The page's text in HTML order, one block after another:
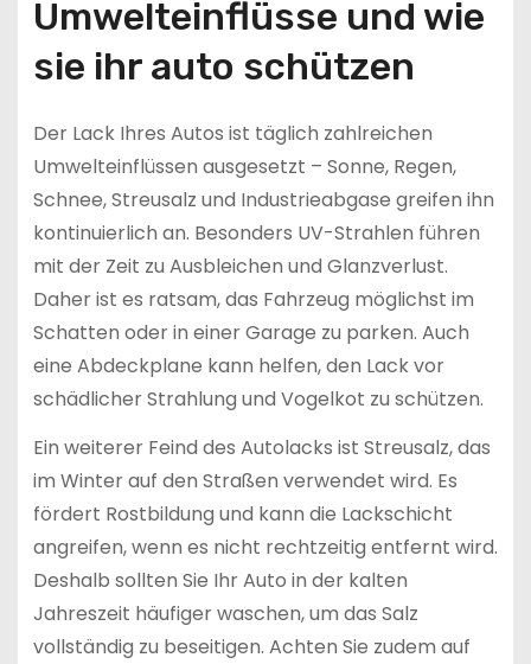
Umwelteinflüsse und wie
sie ihr auto schützen
Der Lack Ihres Autos ist täglich zahlreichen
Umwelteinflüssen ausgesetzt – Sonne, Regen,
Schnee, Streusalz und Industrieabgase greifen ihn
kontinuierlich an. Besonders UV-Strahlen führen
mit der Zeit zu Ausbleichen und Glanzverlust.
Daher ist es ratsam, das Fahrzeug möglichst im
Schatten oder in einer Garage zu parken. Auch
eine Abdeckplane kann helfen, den Lack vor
schädlicher Strahlung und Vogelkot zu schützen.
Ein weiterer Feind des Autolacks ist Streusalz, das
im Winter auf den Straßen verwendet wird. Es
fördert Rostbildung und kann die Lackschicht
angreifen, wenn es nicht rechtzeitig entfernt wird.
Deshalb sollten Sie Ihr Auto in der kalten
Jahreszeit häufiger waschen, um das Salz
vollständig zu beseitigen. Achten Sie zudem auf